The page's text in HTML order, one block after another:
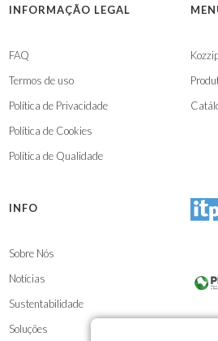
INFORMAÇÃO LEGAL
FAQ
Termos de uso
Política de Privacidade
Política de Cookies
Política de Qualidade
INFO
Sobre Nós
Notícias
Sustentabilidade
Soluções